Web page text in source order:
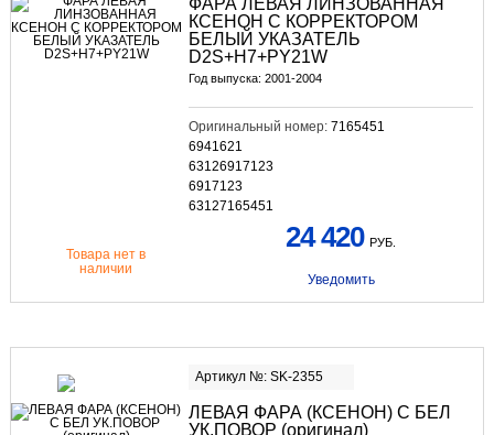
КСЕНОН С КОРРЕКТОРОМ
БЕЛЫЙ УКАЗАТЕЛЬ
D2S+H7+PY21W
Год выпуска: 2001-2004
Оригинальный номер: 7165451
6941621
63126917123
6917123
63127165451
Товара нет в
наличии
24 420 РУБ.
Уведомить
Артикул №: SK-2355
ЛЕВАЯ ФАРА (КСЕНОН) С БЕЛ
УК.ПОВОР (оригинал)